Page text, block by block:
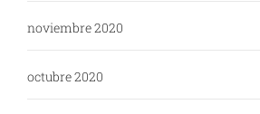
noviembre 2020
octubre 2020